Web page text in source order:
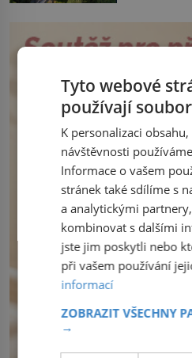
tiára,“
Henry
jednat. Na
z východu
opatření,
království.
severní
Tyto webové
používají
K personalizaci
návštěvnosti
Informace o vašem
stránek také sdílíme s
a analytickými
kombinovat s dalšími
jste jim poskytli nebo
při vašem používání
informací
ZOBRAZIT VŠECHNY
→